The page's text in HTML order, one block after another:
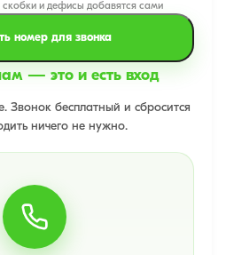
и дефисы добавятся сами
номер для звонка
— это и есть вход
Звонок бесплатный и сбросится
ничего не нужно.